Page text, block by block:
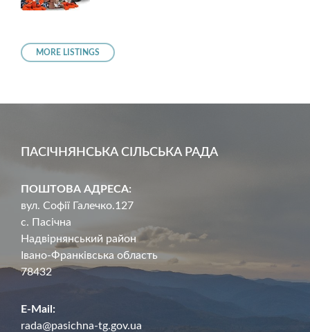
MORE LISTINGS
ПАСІЧНЯНСЬКА СІЛЬСЬКА РАДА
ПОШТОВА АДРЕСА:
вул. Софії Галечко.127
с. Пасічна
Надвірнянський район
Івано-Франківська область
78432
E-Mail:
rada@pasichna-tg.gov.ua